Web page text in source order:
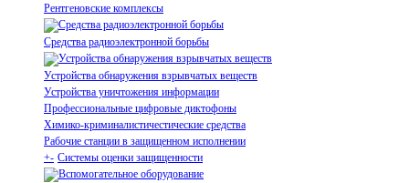
Рентгеновские комплексы
Средства радиоэлектронной борьбы
Устройства обнаружения взрывчатых веществ
Устройства уничтожения информации
Профессиональные цифровые диктофоны
Химико-криминалистичестические средства
Рабочие станции в защищенном исполнении
+- Системы оценки защищенности